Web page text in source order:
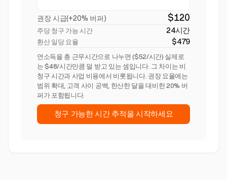
권장 시급(+20% 버퍼) $120
주당 청구 가능 시간 24시간
환산 일당 요율 $479
연소득을 총 근무시간으로 나누면 ($52/시간) 실제로
는 $48/시간만큼 덜 받고 있는 셈입니다. 그 차이는 비
청구 시간과 사업 비용에서 비롯됩니다. 권장 요율에는
범위 확대, 고객 사이 공백, 한산한 달을 대비한 20% 버
퍼가 포함됩니다.
청구 가능한 시간 추적을 시작하세요